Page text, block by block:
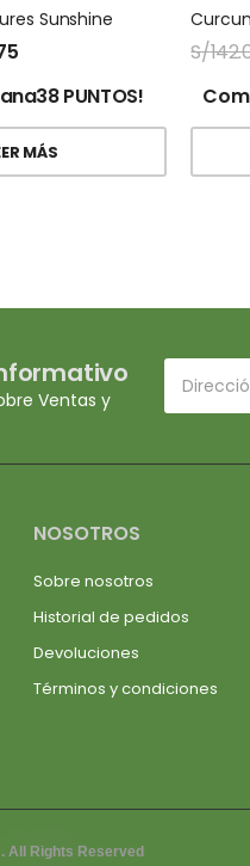
Sunshine
PUNTOS!
MÁS
S/
Ventas y
NOSOTROS
Sobre nosotros
Historial de pedidos
Devoluciones
Términos y condiciones
All Rights Reserved